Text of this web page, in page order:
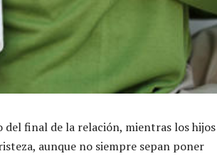
final de la relación, mientras los hijos
aunque no siempre sepan poner